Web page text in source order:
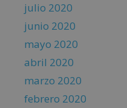
julio 2020
junio 2020
mayo 2020
abril 2020
marzo 2020
febrero 2020